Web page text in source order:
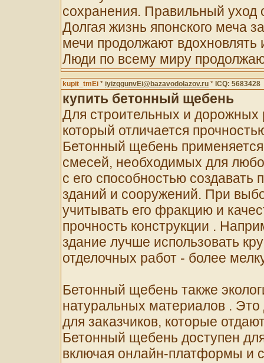
сохранения. Правильный уход
Долгая жизнь японского меча
мечи продолжают
Люди по всему миру
kupit_tmEi * iyizqgunvEi@bazavodolazov.ru * ICQ: 5683428
купить бетонный щебень
Для строительных и
который отличается
Бетонный щебень
смесей, необходимых для
с его способностью
зданий и сооружений. При
учитывать его фракцию и
прочность конструкции .
здание лучше использовать
отделочных работ - более
Бетонный щебень также
натуральных материалов .
для заказчиков, которые
Бетонный щебень доступен
включая онлайн-платформы и